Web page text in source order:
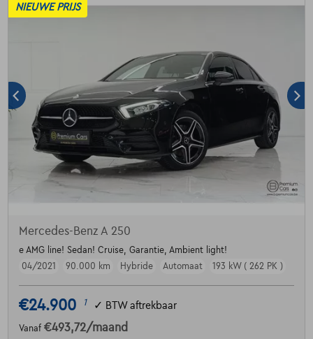
NIEUWE PRIJS
Mercedes-Benz A 250
e AMG line! Sedan! Cruise, Garantie, Ambient light!
04/2021
90.000 km Hybride Automaat 193 kW ( 262 PK )
€24.900 1 ✓ BTW aftrekbaar
Vanaf €493,72/maand